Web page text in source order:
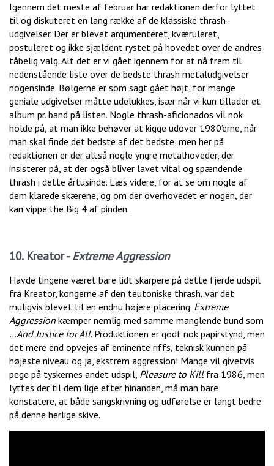
Igennem det meste af februar har redaktionen derfor lyttet
til og diskuteret en lang række af de klassiske thrash-
udgivelser. Der er blevet argumenteret, kværuleret,
postuleret og ikke sjældent rystet på hovedet over de andres
tåbelig valg. Alt det er vi gået igennem for at nå frem til
nedenstående liste over de bedste thrash metaludgivelser
nogensinde. Bølgerne er som sagt gået højt, for mange
geniale udgivelser måtte udelukkes, især når vi kun tillader et
album pr. band på listen. Nogle thrash-aficionados vil nok
holde på, at man ikke behøver at kigge udover 1980’erne, når
man skal finde det bedste af det bedste, men her på
redaktionen er der altså nogle yngre metalhoveder, der
insisterer på, at der også bliver lavet vital og spændende
thrash i dette årtusinde. Læs videre, for at se om nogle af
dem klarede skærene, og om der overhovedet er nogen, der
kan vippe the Big 4 af pinden.
10. Kreator -Extreme Aggression
Havde tingene været bare lidt skarpere på dette fjerde udspil
fra Kreator, kongerne af den teutoniske thrash, var det
muligvis blevet til en endnu højere placering. Extreme
Aggression kæmper nemlig med samme manglende bund som
…And Justice for All. Produktionen er godt nok papirstynd, men
det mere end opvejes af eminente riffs, teknisk kunnen på
højeste niveau og ja, ekstrem aggression! Mange vil givetvis
pege på tyskernes andet udspil, Pleasure to Killfra 1986, men
lyttes der til dem lige efter hinanden, må man bare
konstatere, at både sangskrivning og udførelse er langt bedre
på denne herlige skive.